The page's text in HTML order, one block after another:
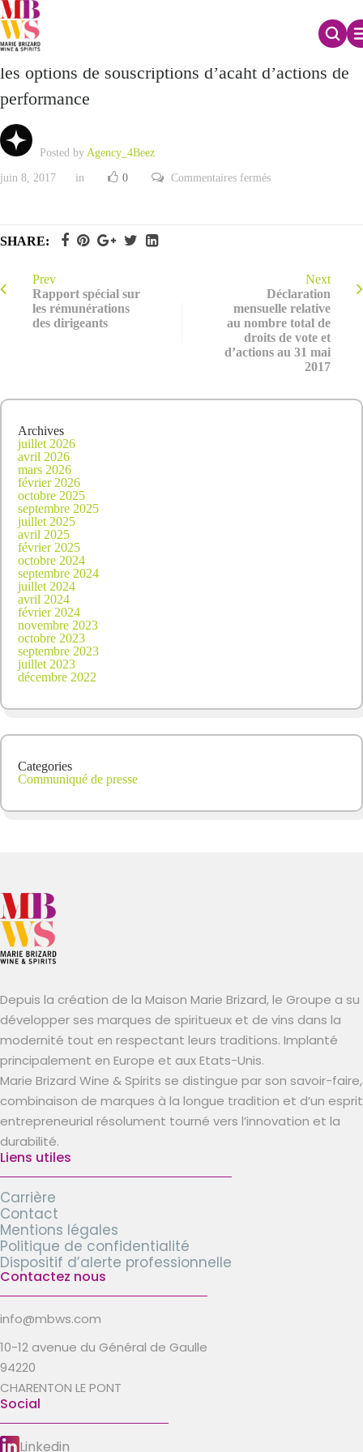
Rapport spécial du Conseil d’Administration sur
les options de souscriptions d’acaht d’actions de
performance
Posted by Agency_4Beez
juin 8, 2017 in 0 Commentaires ferméssur
souscriptions
d’acaht
d’actions
de
performance
SHARE:
Prev
Rapport spécial sur
les rémunérations
des dirigeants
Next
Déclaration
mensuelle relative
au nombre total de
droits de vote et
d’actions au 31 mai
2017
Archives
juillet 2026
avril 2026
mars 2026
février 2026
octobre 2025
septembre 2025
juillet 2025
avril 2025
février 2025
octobre 2024
septembre 2024
juillet 2024
avril 2024
février 2024
novembre 2023
octobre 2023
septembre 2023
juillet 2023
décembre 2022
Categories
Communiqué de presse
Depuis la création de la Maison Marie Brizard, le Groupe a su
développer ses marques de spiritueux et de vins dans la
modernité tout en respectant leurs traditions. Implanté
principalement en Europe et aux Etats-Unis.
Marie Brizard Wine & Spirits se distingue par son savoir-faire,
combinaison de marques à la longue tradition et d’un esprit
entrepreneurial résolument tourné vers l’innovation et la
durabilité.
Liens utiles
Carrière
Contact
Mentions légales
Politique de confidentialité
Dispositif d’alerte professionnelle
Contactez nous
info@mbws.com
10-12 avenue du Général de Gaulle
94220
CHARENTON LE PONT
Social
Linkedin